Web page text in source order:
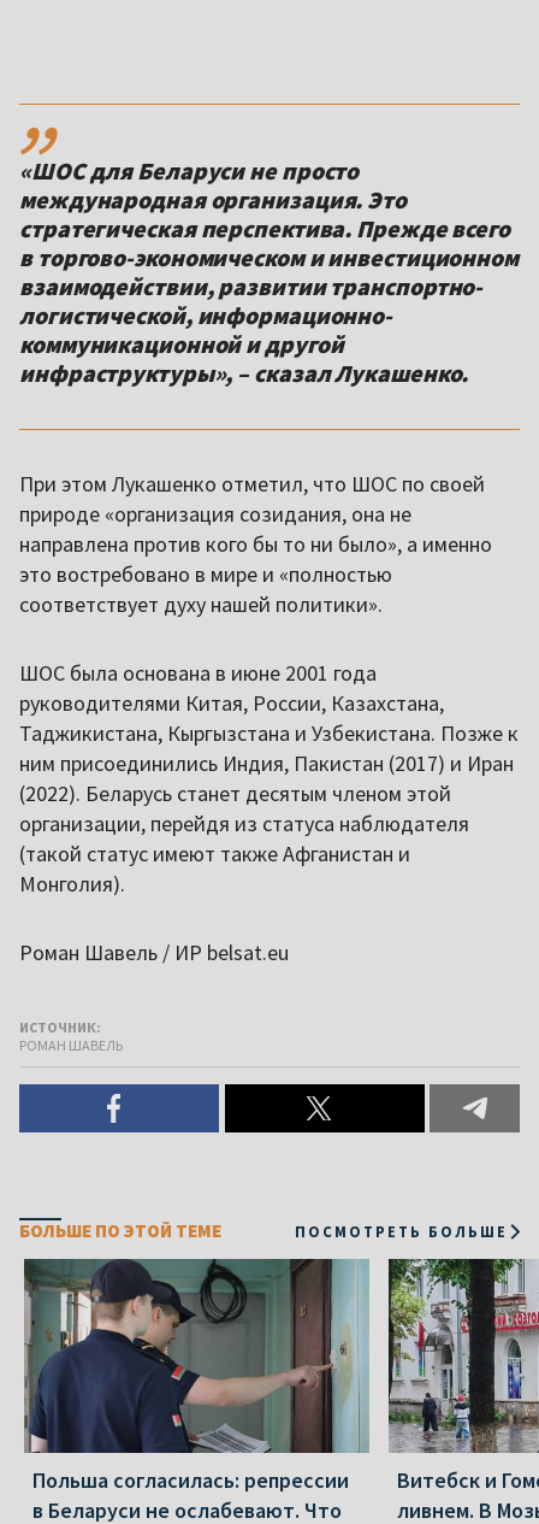
,,
«ШОС для Беларуси не просто
международная организация. Это
стратегическая перспектива. Прежде всего
в торгово-экономическом и инвестиционном
взаимодействии, развитии транспортно-
логистической, информационно-
коммуникационной и другой
инфраструктуры», – сказал Лукашенко.
При этом Лукашенко отметил, что ШОС по своей
природе «организация созидания, она не
направлена против кого бы то ни было», а именно
это востребовано в мире и «полностью
соответствует духу нашей политики».
ШОС была основана в июне 2001 года
руководителями Китая, России, Казахстана,
Таджикистана, Кыргызстана и Узбекистана. Позже к
ним присоединились Индия, Пакистан (2017) и Иран
(2022). Беларусь станет десятым членом этой
организации, перейдя из статуса наблюдателя
(такой статус имеют также Афганистан и
Монголия).
Роман Шавель / ИР belsat.eu
ИСТОЧНИК:
РОМАН ШАВЕЛЬ
БОЛЬШЕ ПО ЭТОЙ ТЕМЕ ПОСМОТРЕТЬ БОЛЬШЕ
Польша согласилась: репрессии
в Беларуси не ослабевают. Что
Витебск и
ливнем. В